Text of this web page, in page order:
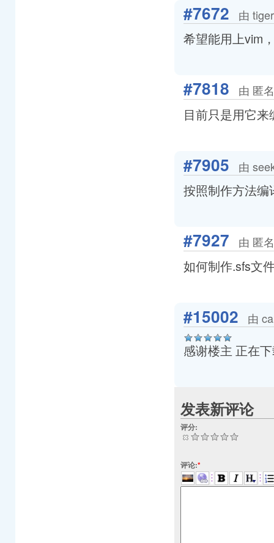
#7672 由
希望能用上vim
#7818 由 匿
目前只是用它
#7905 由
按照制作方法编
#7927 由 匿
如何制作.sfs文
#15002 由
感谢楼主 正在
发表新评论
评分:
评论:*